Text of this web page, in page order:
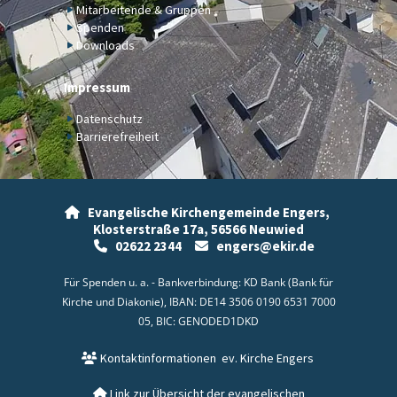
Mitarbeitende & Gruppen
Spenden
Downloads
Impressum
Datenschutz
Barrierefreiheit

Evangelische Kirchengemeinde Engers,
Klosterstraße 17a, 56566 Neuwied
02622 2344 engers@ekir.de
Für Spenden u. a. - Bankverbindung: KD Bank (Bank für
Kirche und Diakonie), IBAN: DE14 3506 0190 6531 7000
05, BIC: GENODED1DKD
Kontaktinformationen ev. Kirche Engers
Link zur Übersicht der evangelischen